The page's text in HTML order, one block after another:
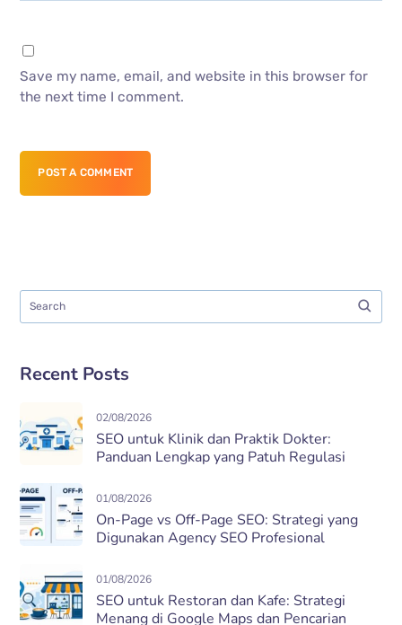
Save my name, email, and website in this browser for
the next time I comment.
POST A COMMENT
Recent Posts
02/08/2026
SEO untuk Klinik dan Praktik Dokter:
Panduan Lengkap yang Patuh Regulasi
01/08/2026
On-Page vs Off-Page SEO: Strategi yang
Digunakan Agency SEO Profesional
01/08/2026
SEO untuk Restoran dan Kafe: Strategi
Menang di Google Maps dan Pencarian